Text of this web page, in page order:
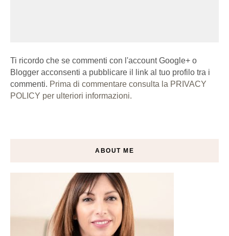
Ti ricordo che se commenti con l'account Google+ o
Blogger acconsenti a pubblicare il link al tuo profilo tra i
commenti. Prima di commentare consulta la PRIVACY
POLICY per ulteriori informazioni.
ABOUT ME